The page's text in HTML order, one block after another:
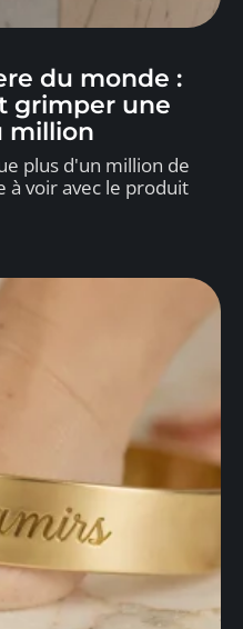
du monde :
grimper une
million
plus d'un million de
à voir avec le produit